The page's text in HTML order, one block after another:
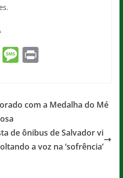
M
a
e
Pr
com a Medalha do Mé
de ônibus de Salvador vi
a voz na ‘sofrência’